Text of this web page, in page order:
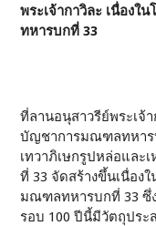
พระเจ้ากาวิละ เนื่อง
ทหารบกที่ 33
ที่ลานอนุสาวรีย์พระเจ้
บัญชาการมณฑลทหาร
เทวาภิเษกรูปหล่อและ
ที่ 33 จัดสร้างขึ้นเนื่อง
มณฑลทหารบกที่ 33 ซึ่ง
รอบ 100 ปีนี้มีวัตถุประ